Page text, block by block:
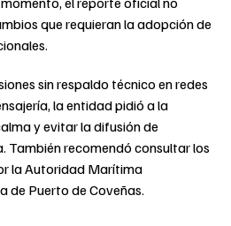
que requieran la adopción de
sin respaldo técnico en redes
la entidad pidió a la
y evitar la difusión de
También recomendó consultar los
la Autoridad Marítima
de Puerto de Coveñas.